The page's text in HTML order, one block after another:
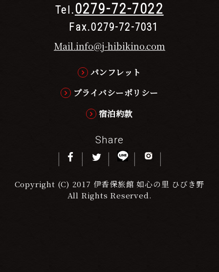
Tel. 0279-72-7022
Fax.0279-72-7031
Mail.info@j-hibikino.com
パンフレット
プライバシーポリシー
宿泊約款
Share
Copyright (C) 2017 伊香保旅館 如心の里 ひびき野
All Rights Reserved.